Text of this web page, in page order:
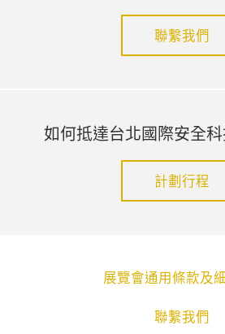
聯繫我們
如何抵達台北國際安全
計劃行程
展覽會通用條款及
聯繫我們